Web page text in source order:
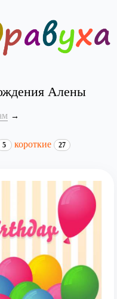
Алены
5 короткие 27